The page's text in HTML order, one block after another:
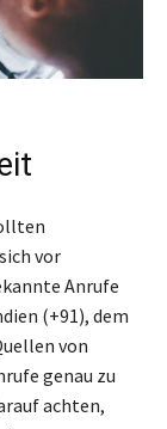
vor
Anrufe
(+91), dem
von
genau zu
achten,